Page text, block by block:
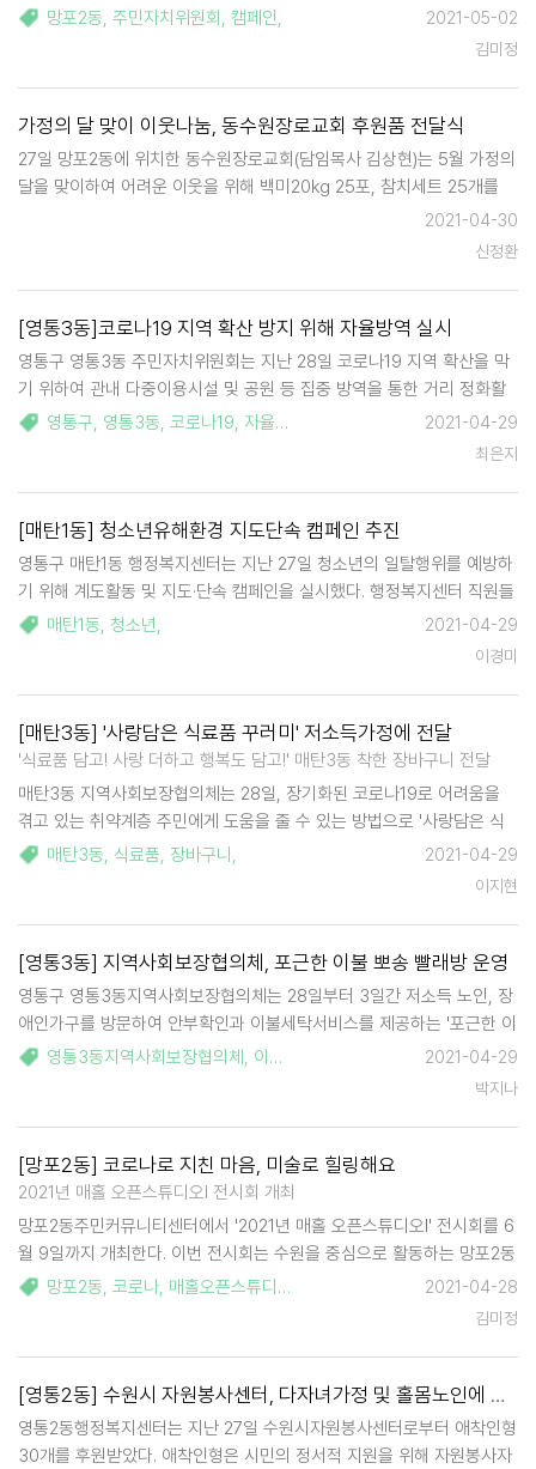
다. 이번 캠페인은 코로나-19로 인해 일회용 마스크 등 쓰레기가 많이 발
생하고 배달 음식 등 수요가 늘면서 재활용쓰레기 폭증으로 인한 분리배
망포2동, 주민자치위원회 , 캠페인,
2021-05-02
김미정
가정의 달 맞이 이웃나눔, 동수원장로교회 후원품 전달식
27일 망포2동에 위치한 동수원장로교회(담임목사 김상현)는 5월 가정의
달을 맞이하여 어려운 이웃을 위해 백미20kg 25포, 참치세트 25개를
후원했다. 이날 후원품은 망포1동 지역사회보장협의체에서 선정된 관내
홀몸어르신과 긴급지원이 필요한 대상자들께 소중히 전달될 예정이다.
2021-04-30
신정환
[영통3동]코로나19 지역 확산 방지 위해 자율방역 실시
영통구 영통3동 주민자치위원회는 지난 28일 코로나19 지역 확산을 막
기 위하여 관내 다중이용시설 및 공원 등 집중 방역을 통한 거리 정화활
동을 실시했다. 이날 주민자치위원들은 관내 여러 사람들이 모이는 상가,
구름광장 및 반달공원, 버스정류장 등 다중이용시설 및 공공시설을 비롯
영통구, 영통3동, 코로나19, 자율방역 영통3동 주민자치위원회
2021-04-29
최은지
[매탄1동] 청소년유해환경 지도단속 캠페인 추진
영통구 매탄1동 행정복지센터는 지난 27일 청소년의 일탈행위를 예방하
기 위해 계도활동 및 지도·단속 캠페인을 실시했다. 행정복지센터 직원들
은 관내 일반음식점 및 편의점등을 방문하여 청소년 유해환경 개선홍보
물과 스티커 등을 배부했다. 대부분의 업주들은 지속적으로 이루어지는
매탄1동, 청소년,
2021-04-29
이경미
[매탄3동] '사랑담은 식료품 꾸러미' 저소득가정에 전달
'식료품 담고! 사랑 더하고 행복도 담고!' 매탄3동 착한 장바구니 전달
매탄3동 지역사회보장협의체는 28일, 장기화된 코로나19로 어려움을
겪고 있는 취약계층 주민에게 도움을 줄 수 있는 방법으로 '사랑담은 식
료품 꾸러미' 나눔 사업을 추진했다. 이날 지역사회보장협의체 위원들은
2인 1조로 짝을 이루어 거동 불편으로 장을 보기 어려운 홀몸가구 등 취
매탄3동, 식료품, 장바구니 ,
2021-04-29
이지현
[영통3동] 지역사회보장협의체, 포근한 이불 뽀송 빨래방 운영
영통구 영통3동지역사회보장협의체는 28일부터 3일간 저소득 노인, 장
애인가구를 방문하여 안부확인과 이불세탁서비스를 제공하는 '포근한 이
불 뽀송 빨래방' 사업을 시작한다. '포근한 이불 뽀송 빨래방'사업은 영통
3동지역사회보장협의체 특화사업으로 봄을 맞이하여 이불, 베개 등을 혼
영통3동지역사회보장협의체 , 이불빨래
2021-04-29
박지나
[망포2동] 코로나로 지친 마음, 미술로 힐링해요
2021년 매홀 오픈스튜디오Ⅰ 전시회 개최
망포2동주민커뮤니티센터에서 '2021년 매홀 오픈스튜디오Ⅰ' 전시회를 6
월 9일까지 개최한다. 이번 전시회는 수원을 중심으로 활동하는 망포2동
주민커뮤니티센터 입주 작가 6인의 릴레이 개인전으로 시민들에게 문화
망포2동, 코로나, 매홀오픈스튜디오
2021-04-28
김미정
[영통2동] 수원시 자원봉사센터, 다자녀가정 및 홀몸노인에 애착인형 기증
영통2동행정복지센터는 지난 27일 수원시자원봉사센터로부터 애착인형
30개를 후원받았다. 애착인형은 시민의 정서적 지원을 위해 자원봉사자